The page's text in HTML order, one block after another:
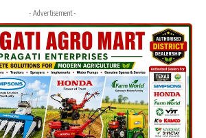
- Advertisement -